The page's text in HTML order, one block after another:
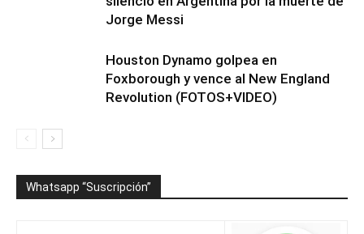
Jorge Messi
Houston Dynamo golpea en
Foxborough y vence al New England
Revolution (FOTOS+VIDEO)
Whatsapp “Suscripción”